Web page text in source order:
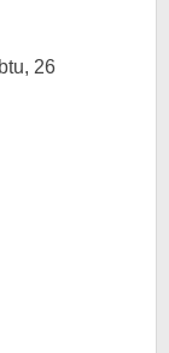
26